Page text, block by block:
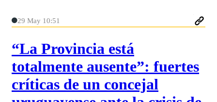
29 May 10:51
“La Provincia está
totalmente ausente”: fuertes
críticas de un concejal